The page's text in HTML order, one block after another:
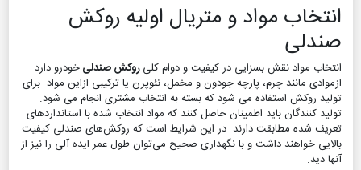
انتخاب مواد و متریال اولیه روکش
صندلی
انتخاب مواد نقش بسزایی در کیفیت و دوام کلیروکش صندلیخودرو دارد
ازموادی مانند چرم، پارچه جودون و مخمل، نئوپرن یا ترکیبی ازاین مواد برای
تولید روکش استفاده می شود که بسته به انتخاب مشتری انجام می شود.
تولید کنندگان باید اطمینان حاصل کنند که مواد انتخاب شده با استانداردهای
تعریف شده مطابقت دارند. در این شرایط است که روکش‌های صندلی کیفیت
بالایی خواهند داشت و با نگهداری صحیح می‌توان طول عمر ایده آلی را نیز از
آنها دید.